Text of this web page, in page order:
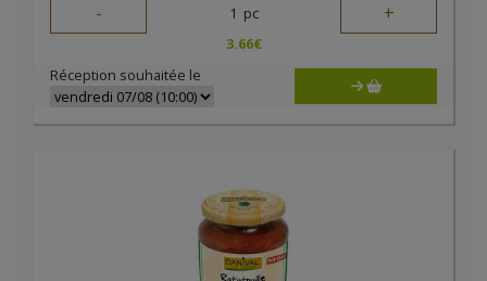
- 1 pc +
3.66€
Réception souhaitée le